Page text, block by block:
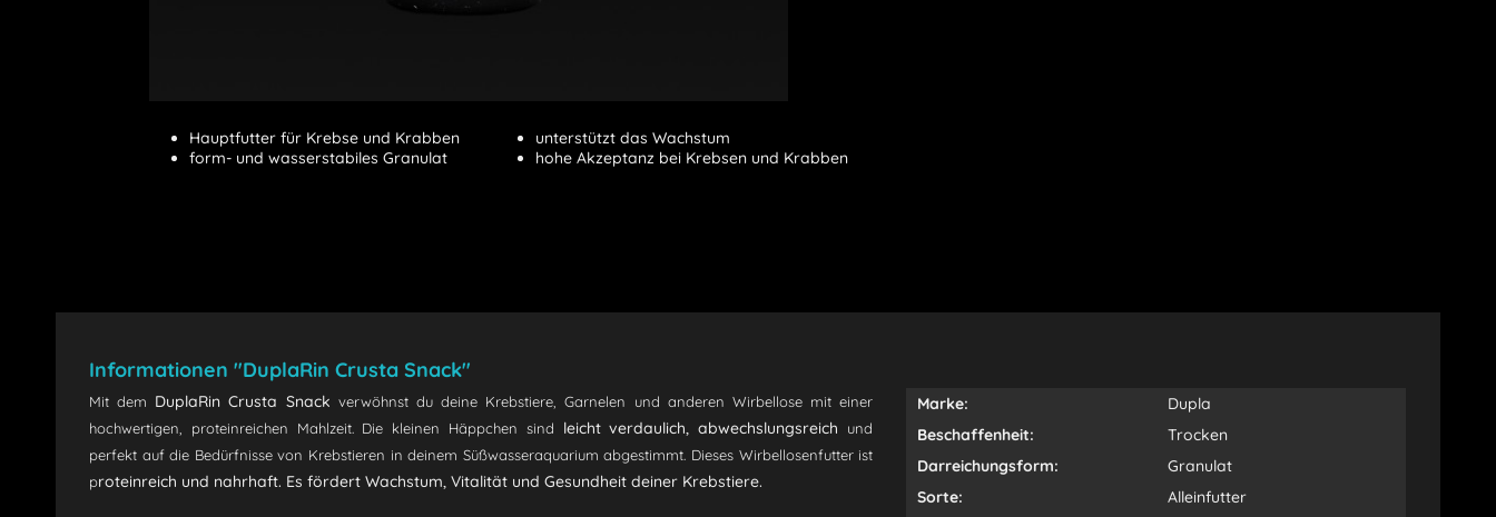
Hauptfutter für Krebse und Krabben
unterstützt das Wachstum
form- und wasserstabiles Granulat
hohe Akzeptanz bei Krebsen und Krabben
Informationen "DuplaRin Crusta Snack"
Marke:
Dupla
Beschaffenheit:
Trocken
Darreichungsform:
Granulat
Sorte:
Alleinfutter
Mit dem DuplaRin Crusta Snack verwöhnst du deine Krebstiere, Garnelen und anderen Wirbellose mit einer
hochwertigen, proteinreichen Mahlzeit. Die kleinen Häppchen sind leicht verdaulich, abwechslungsreich und
perfekt auf die Bedürfnisse von Krebstieren in deinem Süßwasseraquarium abgestimmt. Dieses Wirbellosenfutter ist
proteinreich und nahrhaft. Es fördert Wachstum, Vitalität und Gesundheit deiner Krebstiere.